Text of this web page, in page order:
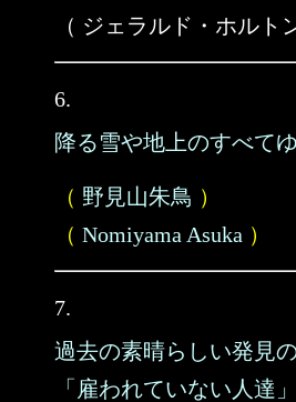
（ ジェラルド・ホルト
6.
降る雪や地上のすべて
（ 野見山朱鳥 ）
（ Nomiyama Asuka ）
7.
過去の素晴らしい発見
「雇われていない人達